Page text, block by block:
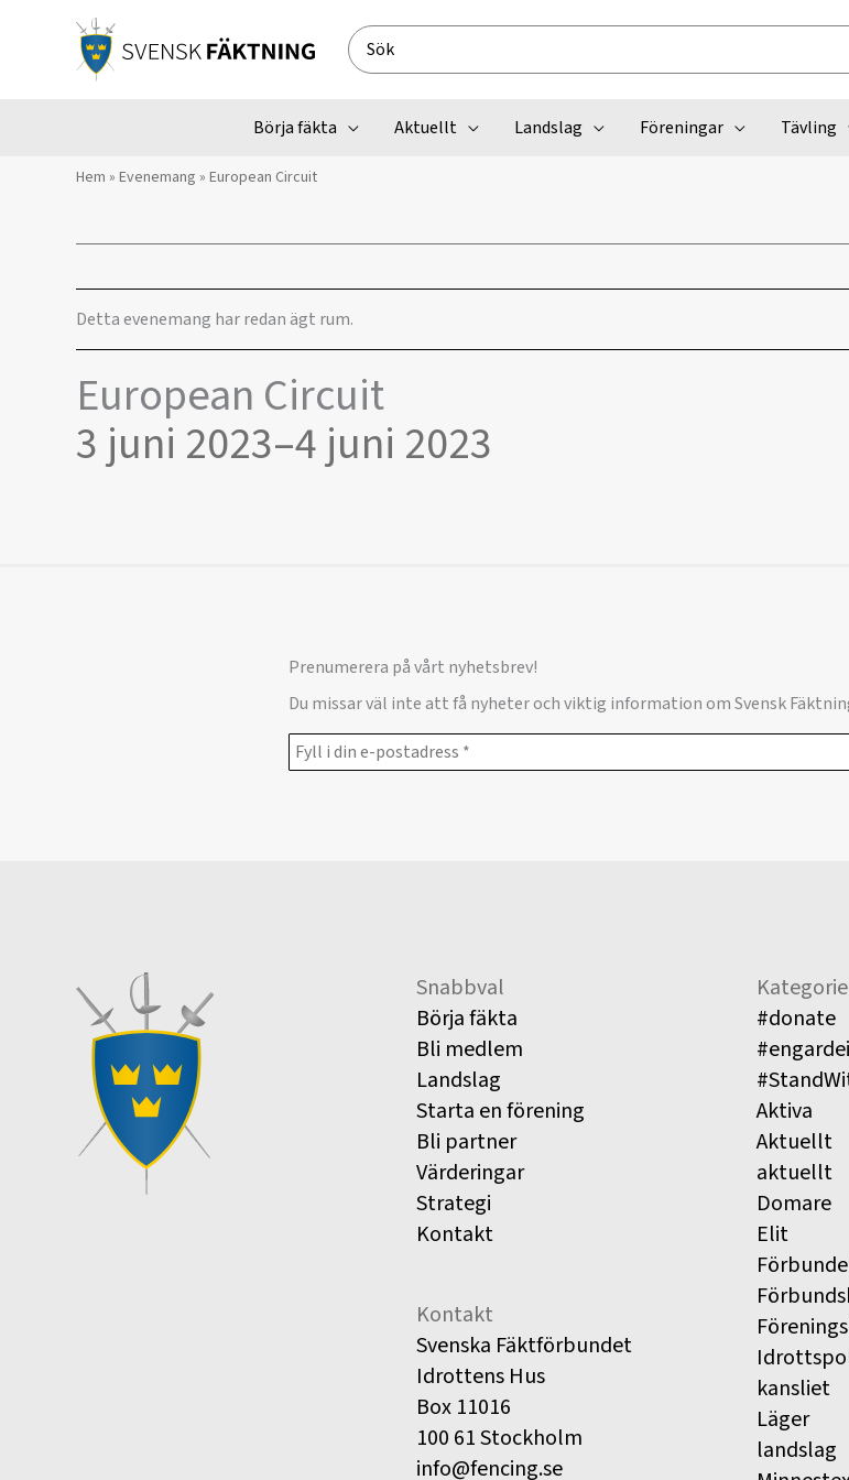
Search
for:
Börja fäkta Aktuellt Landslag Föreningar Tävling
Hem » Evenemang » European Circuit
Detta evenemang har redan ägt rum.
European Circuit
3 juni 2023–4 juni 2023
Prenumerera på vårt nyhetsbrev!
Du missar väl inte att få nyheter och viktig information om Svensk
Snabbval
Börja fäkta
Bli medlem
Landslag
Starta en förening
Bli partner
Värderingar
Strategi
Kontakt
Kontakt
Svenska Fäktförbundet
Idrottens Hus
Box 11016
100 61 Stockholm
info@fencing.se
#donate
Aktiva
Aktuellt
aktuellt
Domare
Elit
kansliet
Läger
landslag